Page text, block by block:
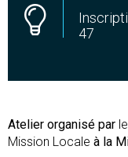
47
Atelier organisé par
Mission Locale à la